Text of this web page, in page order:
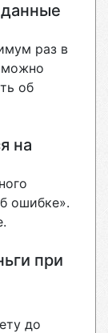
раз в
об
на
ошибке».
при
до